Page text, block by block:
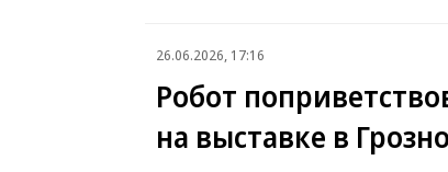
26.06.2026, 17:16
Робот
на выставке в